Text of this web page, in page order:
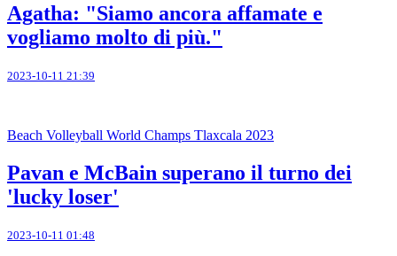
Agatha: "Siamo ancora affamate e
vogliamo molto di più."
2023-10-11 21:39
Beach Volleyball World Champs Tlaxcala 2023
Pavan e McBain superano il turno dei
'lucky loser'
2023-10-11 01:48